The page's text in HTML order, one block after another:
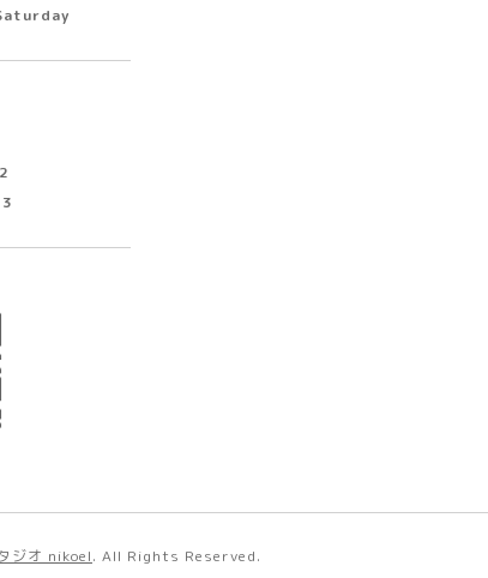
ジオ nikoel. All Rights Reserved.